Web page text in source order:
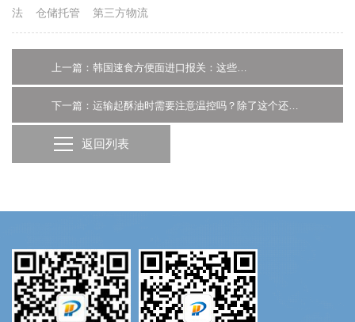
法
仓储托管 第三方物流
返回列表